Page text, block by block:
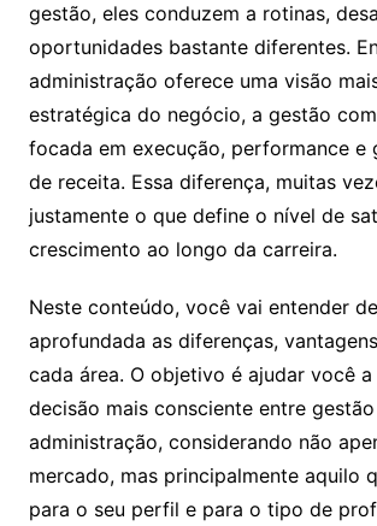
gestão, eles conduzem a rotinas,
oportunidades bastante diferentes.
administração oferece uma visão
estratégica do negócio, a gestão
focada em execução, performance e
de receita. Essa diferença, muitas
justamente o que define o nível de
crescimento ao longo da carreira.
Neste conteúdo, você vai entender
aprofundada as diferenças,
cada área. O objetivo é ajudar você
decisão mais consciente entre
administração, considerando não
mercado, mas principalmente aquilo
para o seu perfil e para o tipo de